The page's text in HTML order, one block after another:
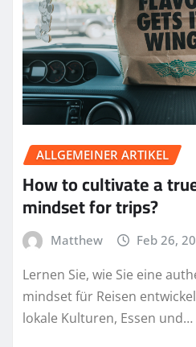
ALLGEMEINER ARTIKEL
How to cultivate a
mindset for trips?
Matthew Feb 26,
Lernen Sie, wie Sie eine
mindset für Reisen
lokale Kulturen, Essen und…